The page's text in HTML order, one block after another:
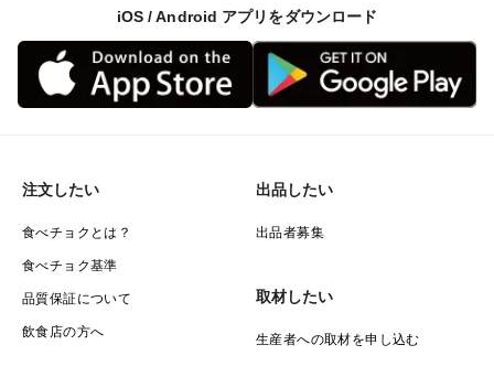
iOS / Android アプリをダウンロード
注文したい
食べチョクとは？
食べチョク基準
品質保証について
飲食店の方へ
出品したい
出品者募集
取材したい
生産者への取材を申し込む